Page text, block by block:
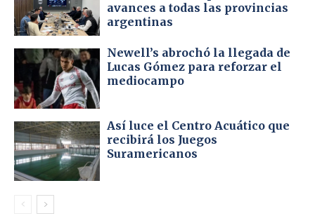
avances a todas las provincias
argentinas
Newell’s abrochó la llegada de
Lucas Gómez para reforzar el
mediocampo
Así luce el Centro Acuático que
recibirá los Juegos
Suramericanos